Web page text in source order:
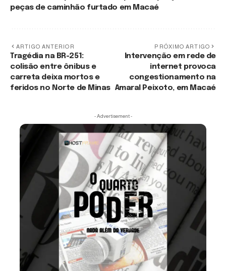
peças de caminhão furtado em Macaé
ARTIGO ANTERIOR
Tragédia na BR-251:
colisão entre ônibus e
carreta deixa mortos e
feridos no Norte de Minas
PRÓXIMO ARTIGO
Intervenção em rede de
internet provoca
congestionamento na
Amaral Peixoto, em Macaé
- Advertisement -